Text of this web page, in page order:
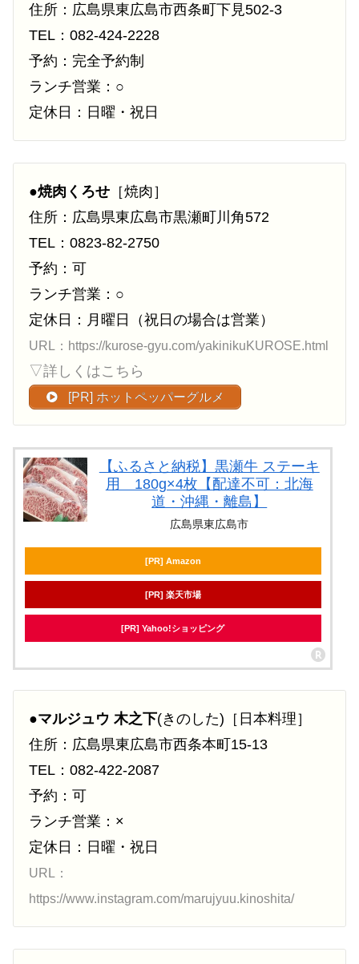
住所：広島県東広島市西条町下見502-3
TEL：082-424-2228
予約：完全予約制
ランチ営業：○
定休日：日曜・祝日
●焼肉くろせ ［焼肉］
住所：広島県東広島市黒瀬町川角572
TEL：0823-82-2750
予約：可
ランチ営業：○
定休日：月曜日（祝日の場合は営業）
URL：https://kurose-gyu.com/yakinikuKUROSE.html
▽詳しくはこちら
[PR] ホットペッパーグルメ
【ふるさと納税】黒瀬牛 ステーキ
用 180g×4枚【配達不可：北海
道・沖縄・離島】
広島県東広島市
[PR] Amazon
[PR] 楽天市場
[PR] Yahoo!ショッピング
●マルジュウ 木之下(きのした)［日本料理］
住所：広島県東広島市西条本町15-13
TEL：082-422-2087
予約：可
ランチ営業：×
定休日：日曜・祝日
URL：
https://www.instagram.com/marujyuu.kinoshita/